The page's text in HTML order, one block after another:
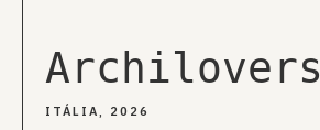
Archilovers
ITÁLIA, 2026